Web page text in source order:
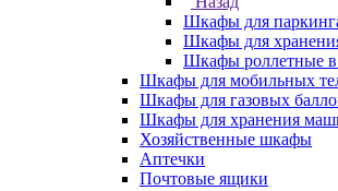
Шкафы для
Шкафы для
Шкафы роллетные в
Шкафы для мобильных
Шкафы для газовых
Шкафы для хранения
Хозяйственные шкафы
Аптечки
Почтовые ящики